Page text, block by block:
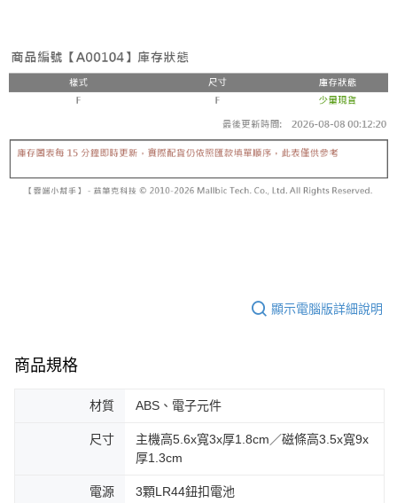
顯示電腦版詳細說明
商品規格
材質 ABS、電子元件
尺寸
主機高5.6x寬3x厚1.8cm／磁條高3.5x寬9x
厚1.3cm
電源 3顆LR44鈕扣電池